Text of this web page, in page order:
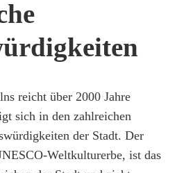
reicht über 2000 Jahre
sich in den zahlreichen
der Stadt. Der
Weltkulturerbe, ist das